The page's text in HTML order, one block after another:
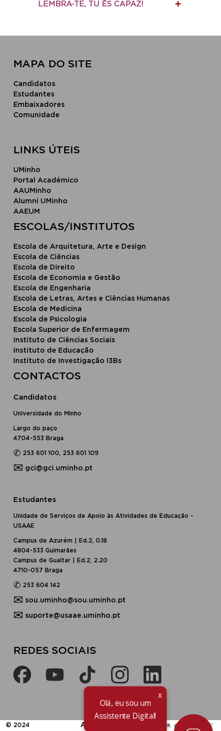
x
Olá, eu sou um
Assistente Digital!
LEMBRA-TE, TU ÉS CAPAZ!
MAPA DO SITE
Candidatos
Estudantes
Embaixadores
Comunidade
LINKS ÚTEIS
UMinho
Portal Académico
AAUMinho
Alumni UMinho
AAEUM
​ESCOLAS/INSTITUTOS​
Escola de Arquitetura, Arte e Design
Escola ​de Ciências
Escola d​e Direito
Escola de Economia e Gestão
Escola de Engenharia
Escola de Letras, Artes e Ciências Humanas
Escola de Medicina
Escola de Psicologia
Escola Superior de Enfermagem
Instituto de Ciências Sociais
Instituto de Educação
Instituto de Investigação I3Bs
CONTACTOS
Candidatos
Universidade do Minho
Largo do paço
4704-553 Braga
✆253 601 100, 253 601 109
✉ gci@gci.uminho.pt
Estudantes
Unidade de Serviços de Apoio às Atividades de Educação -
USAAE
Campus de Azurém | Ed.2, 0.18
4804-533 Guimarães
Campus de Gualtar | Ed.2, 2.20
4710-057 Braga
✆253 604 142
✉ sou.uminho@sou.uminho.pt
✉ suporte@usaae.uminho.pt
​​REDES SOCIAIS​
© 2024 ​Avisos Legais